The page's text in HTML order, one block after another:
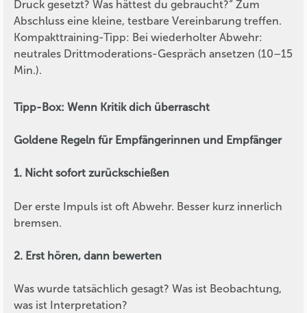
Druck gesetzt? Was hättest du gebraucht?“ Zum
Abschluss eine kleine, testbare Vereinbarung treffen.
Kompakttraining-Tipp: Bei wiederholter Abwehr:
neutrales Drittmoderations-Gespräch ansetzen (10–15
Min.).
Tipp-Box: Wenn Kritik dich überrascht
Goldene Regeln für Empfängerinnen und Empfänger
1. Nicht sofort zurückschießen
Der erste Impuls ist oft Abwehr. Besser kurz innerlich
bremsen.
2. Erst hören, dann bewerten
Was wurde tatsächlich gesagt? Was ist Beobachtung,
was ist Interpretation?